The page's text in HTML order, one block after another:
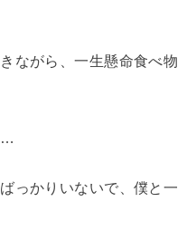
ながら、一生懸命食べ物
…
っかりいないで、僕と一